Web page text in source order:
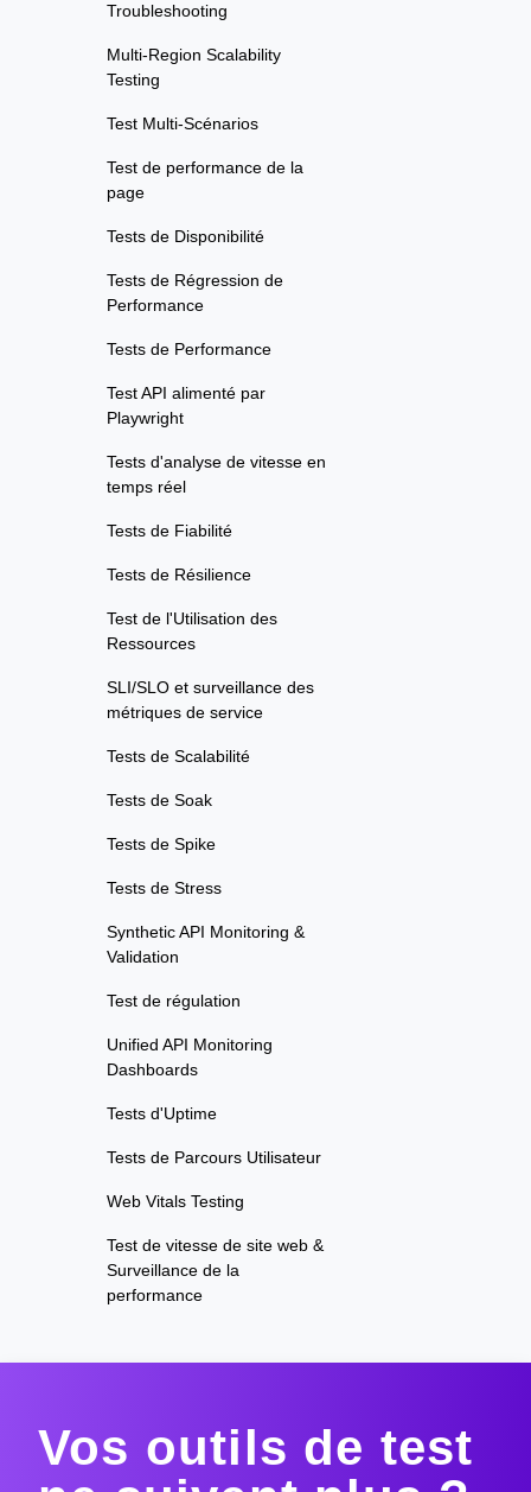
Troubleshooting
Multi-Region Scalability
Testing
Test Multi-Scénarios
Test de performance de la
page
Tests de Disponibilité
Tests de Régression de
Performance
Tests de Performance
Test API alimenté par
Playwright
Tests d'analyse de vitesse en
temps réel
Tests de Fiabilité
Tests de Résilience
Test de l'Utilisation des
Ressources
SLI/SLO et surveillance des
métriques de service
Tests de Scalabilité
Tests de Soak
Tests de Spike
Tests de Stress
Synthetic API Monitoring &
Validation
Test de régulation
Unified API Monitoring
Dashboards
Tests d'Uptime
Tests de Parcours Utilisateur
Web Vitals Testing
Test de vitesse de site web &
Surveillance de la
performance
Vos outils de test